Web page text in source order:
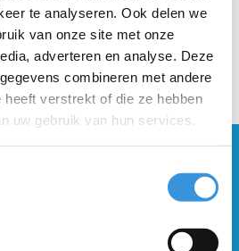
te analyseren. Ook delen we
van onze site met onze
adverteren en analyse. Deze
combineren met andere
heeft verstrekt of die ze hebben
uw gebruik van hun services.